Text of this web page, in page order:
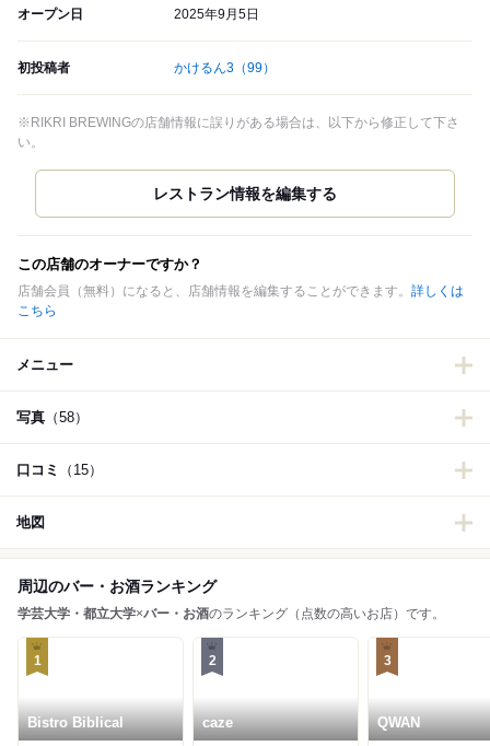
オープン日 2025年9月5日
初投稿者 かけるん3 （99）
※RIKRI BREWINGの店舗情報に誤りがある場合は、以下から修正して下さ
い。
この店舗のオーナーですか？
店舗会員（無料）になると、店舗情報を編集することができます。 詳しくは
こちら
メニュー
写真 （58）
口コミ （15）
地図
周辺のバー・お酒ランキング
学芸大学・都立大学×バー・お酒のランキング（点数の高いお店）です。
1
Bistro Biblical
2
caze
3
QWAN